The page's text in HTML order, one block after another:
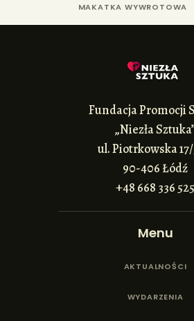
MAKATKA WYWROTOWA
Fundacja Promocji
„Niezła
ul. Piotrkowska
90-406 Łódź
+48 668 336 525
Menu
AKTUALNOŚCI
WYDARZENIA